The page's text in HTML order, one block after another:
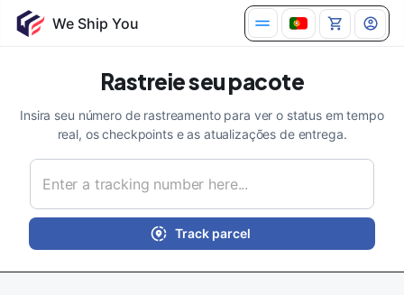
Rastreie seu pacote
Insira seu número de rastreamento para ver o status em tempo
real, os checkpoints e as atualizações de entrega.
Track parcel